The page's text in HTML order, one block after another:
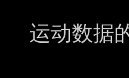
运动数据